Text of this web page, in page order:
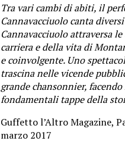
Tra vari cambi di abiti, il
Cannavacciuolo canta
Cannavacciuolo attraversa
carriera e della vita di
e coinvolgente. Uno
trascina nelle vicende
grande chansonnier,
fondamentali tappe della
Guffetto l’Altro Magazine,
marzo 2017